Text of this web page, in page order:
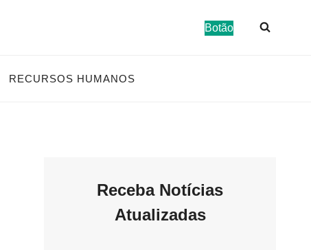
Botão
RECURSOS HUMANOS
Receba Notícias
Atualizadas